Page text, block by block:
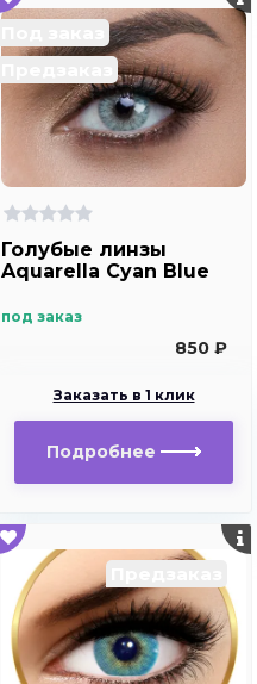
Голубые линзы
Aquarella Cyan Blue
под заказ
850 ₽
Заказать в 1 клик
Подробнее